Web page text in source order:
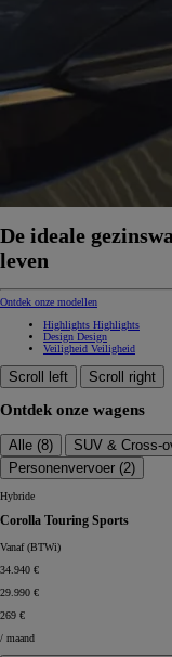
De ideale
leven
Ontdek onze modellen
Highlights Highlights
Design Design
Veiligheid Veiligheid
Scroll left Scroll right
Ontdek onze wagens
Alle (8) SUV & Cross-
Personenvervoer (2)
Hybride
Corolla Touring Sports
Vanaf (BTWi)
34.940 €
29.990 €
269 €
/ maand